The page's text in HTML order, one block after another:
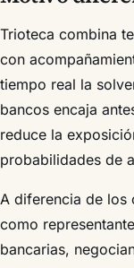
Trioteca combina
con
tiempo real la
bancos encaja
reduce la
probabilidades de
A diferencia de los
como
bancarias,